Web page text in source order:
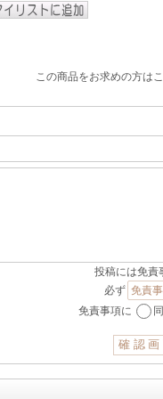
この商品をお求めの方は
投稿には免責
必ず 免責
免責事項に